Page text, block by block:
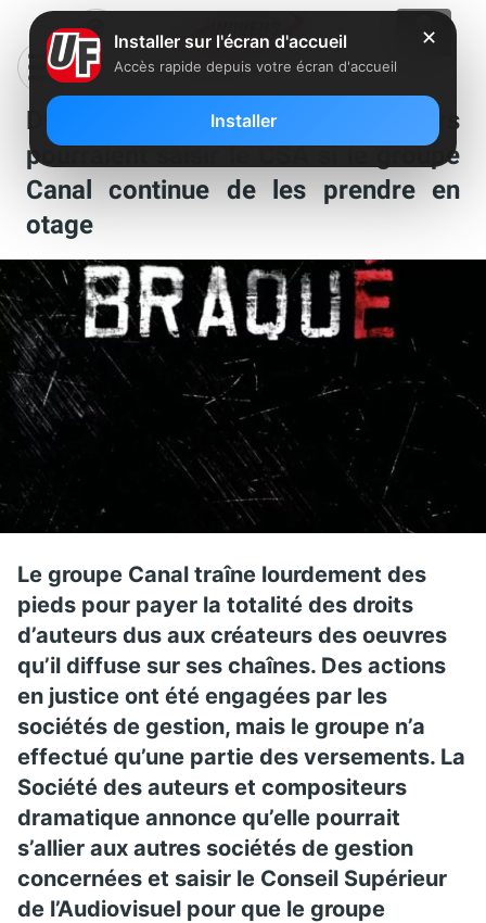
Droit d’auteurs : les créateurs
pourraient saisir le CSA si le groupe
Canal continue de les prendre en
otage
Le groupe Canal traîne lourdement des
pieds pour payer la totalité des droits
d’auteurs dus aux créateurs des oeuvres
qu’il diffuse sur ses chaînes. Des actions
en justice ont été engagées par les
sociétés de gestion, mais le groupe n’a
effectué qu’une partie des versements. La
Société des auteurs et compositeurs
dramatique annonce qu’elle pourrait
s’allier aux autres sociétés de gestion
concernées et saisir le Conseil Supérieur
de l’Audiovisuel pour que le groupe
✕
Installer sur l'écran d'accueil
Accès rapide depuis votre écran d'accueil
Installer